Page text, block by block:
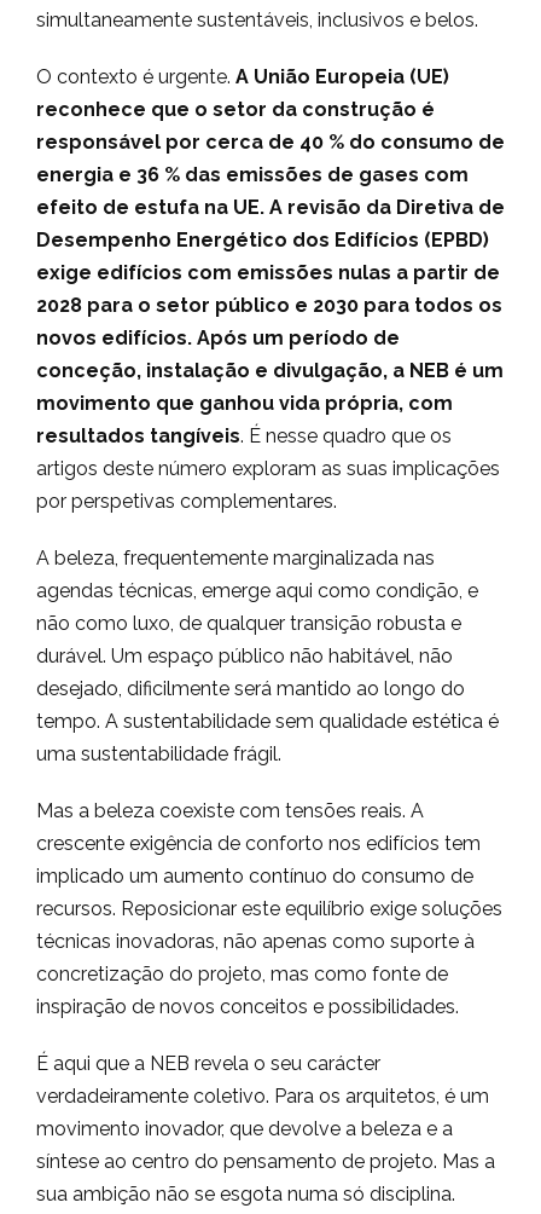
simultaneamente sustentáveis, inclusivos e belos.
O contexto é urgente. A União Europeia (UE)
reconhece que o setor da construção é
responsável por cerca de 40 % do consumo de
energia e 36 % das emissões de gases com
efeito de estufa na UE. A revisão da Diretiva de
Desempenho Energético dos Edifícios (EPBD)
exige edifícios com emissões nulas a partir de
2028 para o setor público e 2030 para todos os
novos edifícios. Após um período de
conceção, instalação e divulgação, a NEB é um
movimento que ganhou vida própria, com
resultados tangíveis. É nesse quadro que os
artigos deste número exploram as suas implicações
por perspetivas complementares.
A beleza, frequentemente marginalizada nas
agendas técnicas, emerge aqui como condição, e
não como luxo, de qualquer transição robusta e
durável. Um espaço público não habitável, não
desejado, dificilmente será mantido ao longo do
tempo. A sustentabilidade sem qualidade estética é
uma sustentabilidade frágil.
Mas a beleza coexiste com tensões reais. A
crescente exigência de conforto nos edifícios tem
implicado um aumento contínuo do consumo de
recursos. Reposicionar este equilíbrio exige soluções
técnicas inovadoras, não apenas como suporte à
concretização do projeto, mas como fonte de
inspiração de novos conceitos e possibilidades.
É aqui que a NEB revela o seu carácter
verdadeiramente coletivo. Para os arquitetos, é um
movimento inovador, que devolve a beleza e a
síntese ao centro do pensamento de projeto. Mas a
sua ambição não se esgota numa só disciplina.